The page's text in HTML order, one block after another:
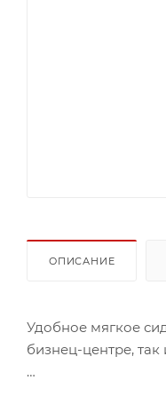
ОПИСАНИЕ
Удобное мягкое
бизнец-центре,